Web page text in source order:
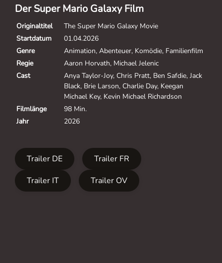
Der Super Mario Galaxy Film
Originaltitel
The Super Mario Galaxy Movie
Startdatum
01.04.2026
Genre
Animation, Abenteuer, Komödie, Familienfilm
Regie
Aaron Horvath, Michael Jelenic
Cast
Anya Taylor-Joy, Chris Pratt, Ben Safdie, Jack
Black, Brie Larson, Charlie Day, Keegan
Michael Key, Kevin Michael Richardson
Filmlänge
98 Min.
Jahr
2026
Trailer DE
Trailer FR
Trailer IT
Trailer OV